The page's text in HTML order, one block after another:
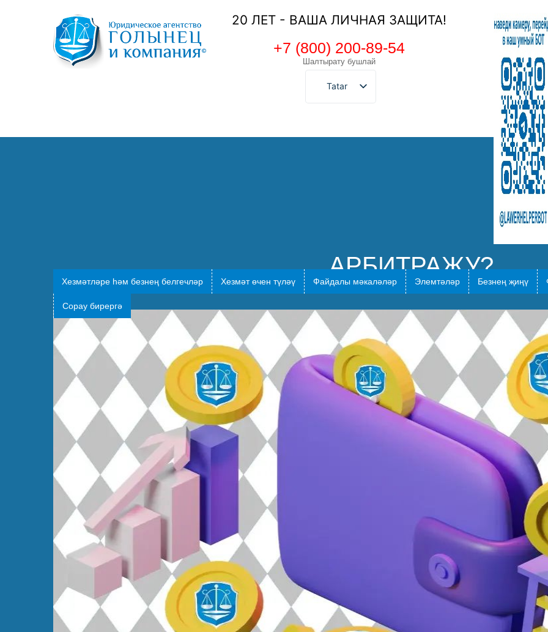
20 ЛЕТ - ВАША ЛИЧНАЯ ЗАЩИТА!
+7 (800) 200-89-54
Шалтырату бушлай
Tatar
Хезмәтләре һәм безнең белгечләр Хезмәт өчен түләү Файдалы мәкаләләр Элемтәләр Безнең җиңү
Сорау бирергә
АРБИТРАЖУ?